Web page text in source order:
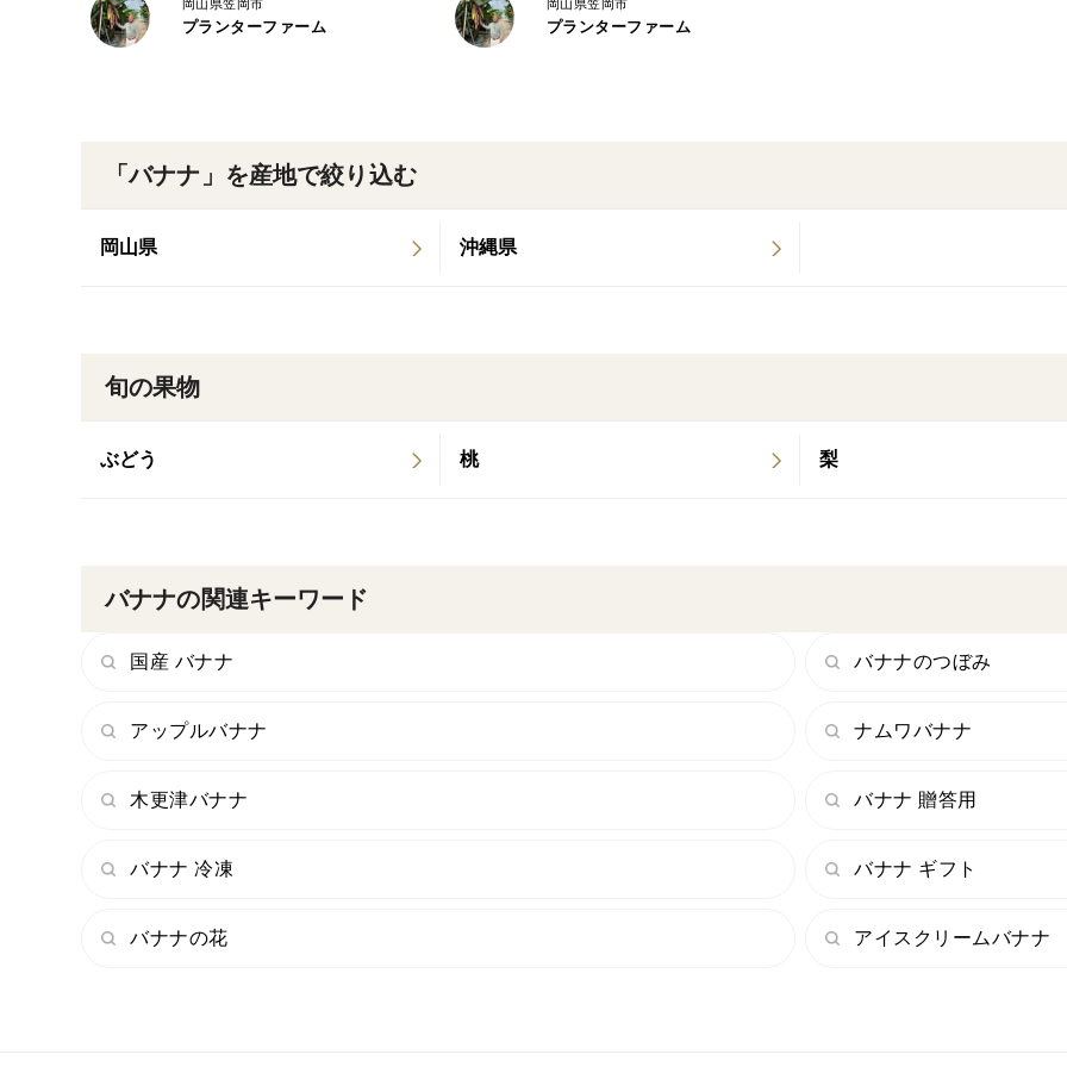
＜味＞
・ 皮が黄色になりたて → さっぱとした
ご自身やお子様、大切な人にいいものを選
②遺伝子組み換えなし
木でぎりぎりまで太らせ、
皮ごと食べていただけます。
「バナナ」を産地で絞り込む
岡山県 沖縄県
旬の果物
ぶどう 桃 梨
岡山県笠岡市
プランターファーム
岡山県笠岡市
プランターファーム
バナナの関連キーワード
国産 バナナ バナナのつぼみ
アップルバナナ ナムワバナナ
木更津バナナ バナナ 贈答用
バナナ 冷凍 バナナ ギフト
バナナの花 アイスクリームバナナ